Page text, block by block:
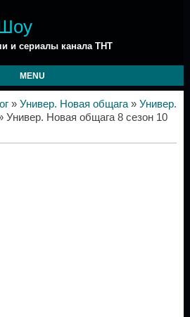
и сериалы канала ТНТ
MENU
» Универ. Новая общага» Универ.
Универ. Новая общага 8 сезон 10